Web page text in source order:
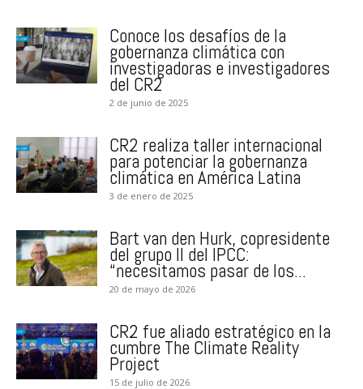
Conoce los desafíos de la
gobernanza climática con
investigadoras e investigadores
del CR2
2 de junio de 2025
CR2 realiza taller internacional
para potenciar la gobernanza
climática en América Latina
3 de enero de 2025
Bart van den Hurk, copresidente
del grupo II del IPCC:
“necesitamos pasar de los...
20 de mayo de 2026
CR2 fue aliado estratégico en la
cumbre The Climate Reality
Project
15 de julio de 2026